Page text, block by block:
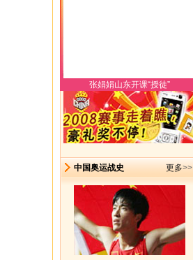
张娟娟山东开课“授徒”
中国奥运战史 更多>>